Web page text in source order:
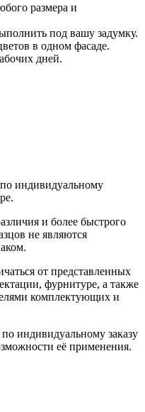
размера и
под вашу задумку.
в одном фасаде.
дней.
индивидуальному
и более быстрого
не являются
от представленных
фурнитуре, а также
комплектующих и
индивидуальному заказу
её применения.